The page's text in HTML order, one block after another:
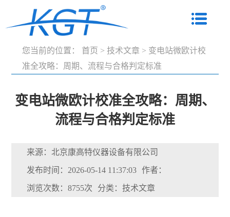
您当前的位置： 首页 > 技术文章 > 变电站微欧计校
准全攻略：周期、流程与合格判定标准
变电站微欧计校准全攻略：周期、
流程与合格判定标准
来源：北京康高特仪器设备有限公司
发布时间：2026-05-14 11:37:03 作者：
浏览次数：8755次 分类：技术文章